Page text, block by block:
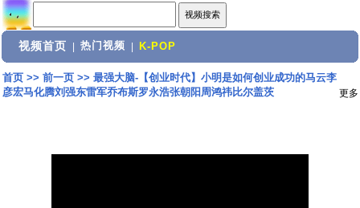
视频首页 热门视频 K-POP
首页>> 前一页>> 最强大脑-【创业时代】小明是如何创业成功的马云李
彦宏马化腾刘强东雷军乔布斯罗永浩张朝阳周鸿祎比尔盖茨
更多